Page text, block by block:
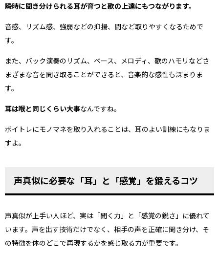
瞬時に聞き分けられる耳が育つと歌の上達にもつながります。
音感、リズム感、強弱などの抑揚、間など取りやすくなるためで
す。
また、バック演奏のリズム、ベース、メロディ、歌のハモリなどさ
まざまな音を聞き取ることができると、音楽的な感性も深まりま
す。
耳は喉と同じくらい大事なんですね。
ボイトレにモノマネを取り入れることは、耳のよい訓練にもなりま
すよ。
声真似に必要な「耳」と「感覚」を鍛えるコツ
声真似が上手い人ほど、実は「聞く力」と「感覚の鋭さ」に優れて
います。声を出す技術だけでなく、相手の声を正確に聞き分け、そ
の特徴を体のどこで再現するかを感じ取る力が重要です。